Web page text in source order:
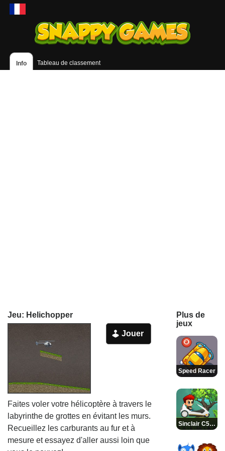
Info Tableau de classement
Jeu: Helichopper
Jouer
Faites voler votre hélicoptère à travers le
labyrinthe de grottes en évitant les murs.
Recueillez les carburants au fur et à
mesure et essayez d'aller aussi loin que
Plus de
jeux
Speed Racer
Sinclair C5 Jump